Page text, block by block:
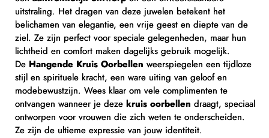
uitstraling. Het dragen van deze juwelen betekent het
belichamen van elegantie, een vrije geest en diepte van de
ziel. Ze zijn perfect voor speciale gelegenheden, maar hun
lichtheid en comfort maken dagelijks gebruik mogelijk.
De Hangende Kruis Oorbellen weerspiegelen een tijdloze
stijl en spirituele kracht, een ware uiting van geloof en
modebewustzijn. Wees klaar om vele complimenten te
ontvangen wanneer je deze kruis oorbellen draagt, speciaal
ontworpen voor vrouwen die zich weten te onderscheiden.
Ze zijn de ultieme expressie van jouw identiteit.